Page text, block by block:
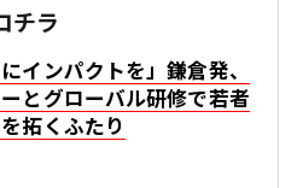
チラ
にインパクトを」鎌倉発、
とグローバル研修で若者
拓くふたり